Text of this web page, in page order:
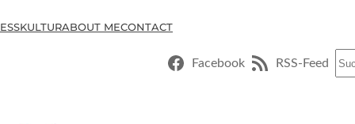
ESSKULTURABOUT MECONTACT
Facebook RSS-Feed